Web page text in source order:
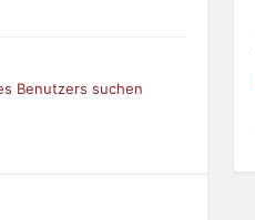
Benutzers suchen